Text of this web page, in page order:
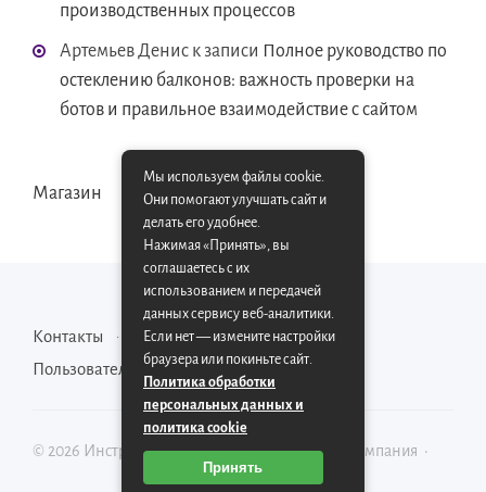
производственных процессов
Артемьев Денис к записи Полное руководство по
остеклению балконов: важность проверки на
ботов и правильное взаимодействие с сайтом
Магазин
Контакты
Карта сайта
Пользовательское соглашение
© 2026 Инструментально-производственная компания ·
Мы используем файлы cookie.
Они помогают улучшать сайт и
делать его удобнее.
Нажимая «Принять», вы
соглашаетесь с их
использованием и передачей
данных сервису веб-аналитики.
Если нет — измените настройки
браузера или покиньте сайт.
Политика обработки
персональных данных и
политика cookie
Принять